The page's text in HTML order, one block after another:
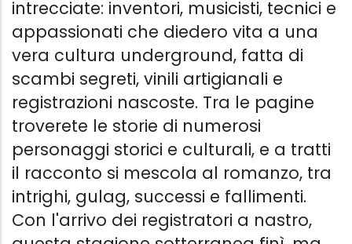
intrecciate: inventori, musicisti, tecnici e
appassionati che diedero vita a una
vera cultura underground, fatta di
scambi segreti, vinili artigianali e
registrazioni nascoste. Tra le pagine
troverete le storie di numerosi
personaggi storici e culturali, e a tratti
il racconto si mescola al romanzo, tra
intrighi, gulag, successi e fallimenti.
Con l'arrivo dei registratori a nastro,